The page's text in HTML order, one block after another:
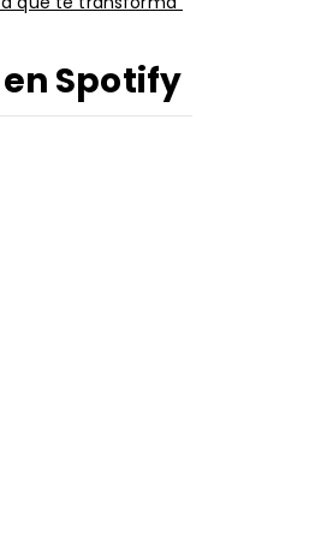
Spotify